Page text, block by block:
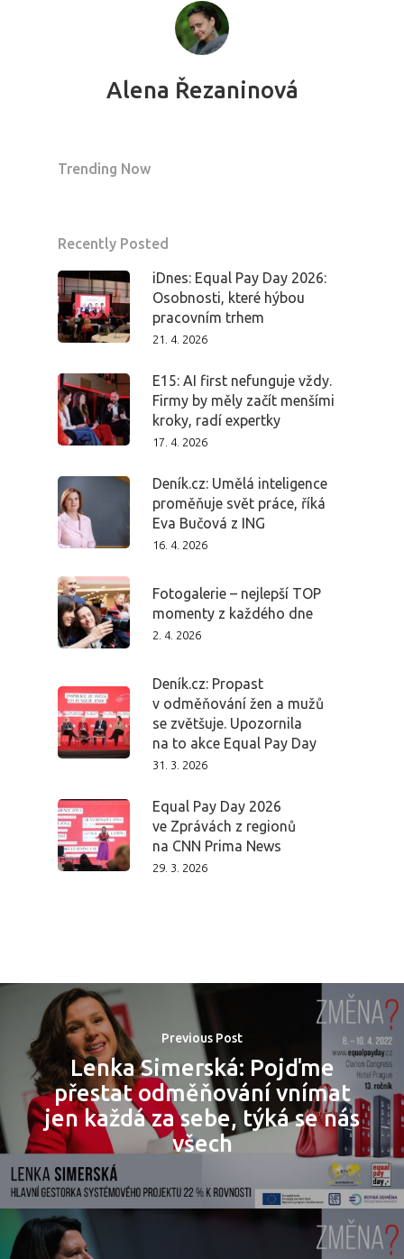
Alena Řezaninová
Trending Now
Recently Posted
iDnes: Equal Pay Day 2026:
Osobnosti, které hýbou
pracovním trhem
21. 4. 2026
E15: AI first nefunguje vždy.
Firmy by měly začít menšími
kroky, radí expertky
17. 4. 2026
Deník.cz: Umělá inteligence
proměňuje svět práce, říká
Eva Bučová z ING
16. 4. 2026
Fotogalerie – nejlepší TOP
momenty z každého dne
2. 4. 2026
Deník.cz: Propast
v odměňování žen a mužů
se zvětšuje. Upozornila
na to akce Equal Pay Day
31. 3. 2026
Equal Pay Day 2026
ve Zprávách z regionů
na CNN Prima News
29. 3. 2026
Previous Post
Lenka Simerská: Pojďme
přestat odměňování vnímat
jen každá za sebe, týká se nás
všech
PRO MÉDIA
MINULÉ
PŘIHLÁŠENÍ
Domů